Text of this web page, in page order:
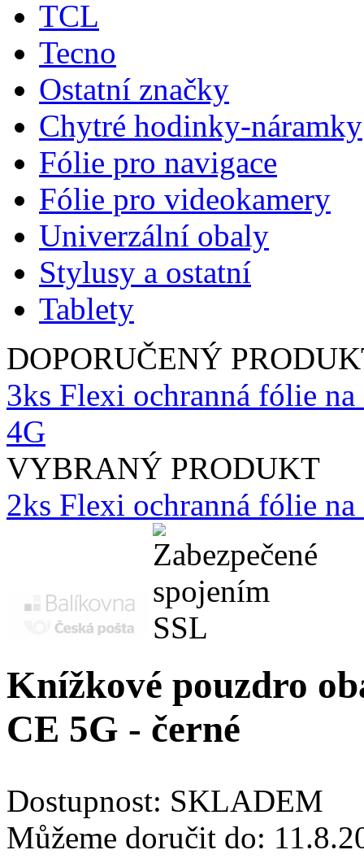
TCL
Tecno
Ostatní značky
Chytré hodinky-náramky
Fólie pro navigace
Fólie pro videokamery
Univerzální obaly
Stylusy a ostatní
Tablety
DOPORUČENÝ
3ks Flexi ochranná fólie
4G
VYBRANÝ PRODUKT
2ks Flexi ochranná fólie
Knížkové pouzdro
CE 5G - černé
Dostupnost: SKLADEM
Můžeme doručit do: